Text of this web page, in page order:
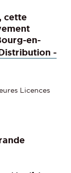
, cette
en-
-
Licences